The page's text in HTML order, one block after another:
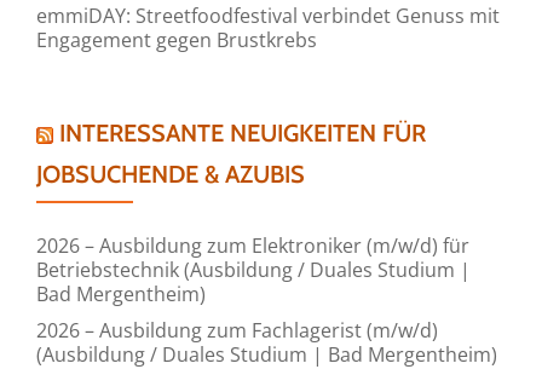
emmiDAY: Streetfoodfestival verbindet Genuss mit
Engagement gegen Brustkrebs
INTERESSANTE NEUIGKEITEN FÜR
JOBSUCHENDE & AZUBIS
2026 – Ausbildung zum Elektroniker (m/w/d) für
Betriebstechnik (Ausbildung / Duales Studium |
Bad Mergentheim)
2026 – Ausbildung zum Fachlagerist (m/w/d)
(Ausbildung / Duales Studium | Bad Mergentheim)